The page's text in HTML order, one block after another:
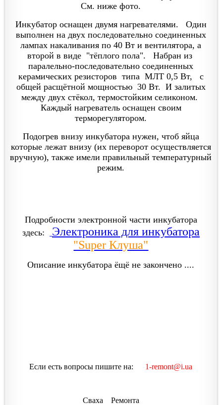
См. ниже фото.
Инкубатор оснащен двумя нагревателями. Один
выполнен на двух последовательно соединенных
лампах накаливания по 40 Вт и вентилятора, а
второй в виде "тёплого пола". Набран из
паралельно-последовательносоединенных
керамических резисторов типа МЛТ 0,5 Вт, с
общей расщётной мощностью 30 Вт. И залитых
между двух стёкол, термостойким селиконом.
Каждый нагреватель оснащен своим
терморегулятором.
Подогрев внизу инкубатора нужен, чтоб яйца
которые лежат внизу (их переворот осуществляется
вручную), также имели правильный температурный
режим.
Подробности электронной части инкубатора
здесь:
Электроника для инкубатора
"Super Клуша"
Описание инкубатора ёщё не закончено ....
Если есть вопросы пишите на: 1-remont@i.ua
Сваха Ремонта